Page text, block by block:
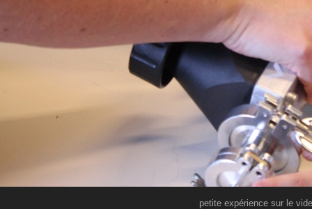
petite expérience sur le vide